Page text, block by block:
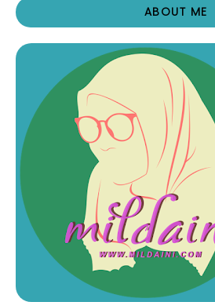
ABOUT ME